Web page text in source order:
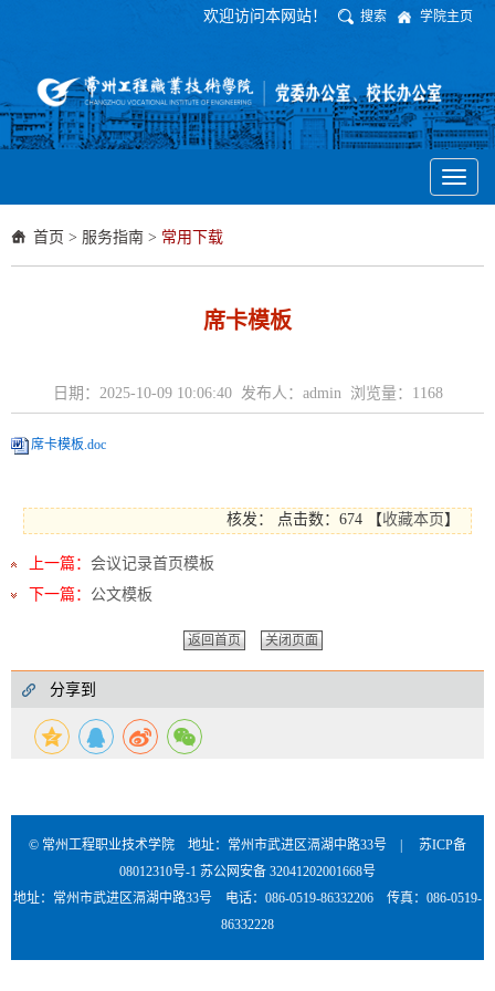
欢迎访问本网站！ 搜索 学院主页
Toggle
首页 > 服务指南 > 常用下载
席卡模板
日期：2025-10-09 10:06:40 发布人：admin 浏览量： 1168
席卡模板.doc
核发： 点击数：674 【收藏本页】
上一篇： 会议记录首页模板
下一篇： 公文模板
返回首页 关闭页面
分享到
© 常州工程职业技术学院 地址：常州市武进区滆湖中路33号 | 苏ICP备
08012310号-1 苏公网安备 32041202001668号
地址：常州市武进区滆湖中路33号 电话：086-0519-86332206 传真：086-0519-
86332228